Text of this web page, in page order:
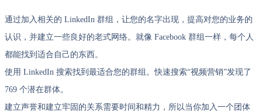
通过加入相关的 LinkedIn 群组，让您的名字出现，提高对您的业务的
认识，并建立一些良好的老式网络。就像 Facebook 群组一样，每个人
都能找到适合自己的东西。
使用 LinkedIn 搜索找到最适合您的群组。快速搜索“视频营销”发现了
769 个潜在群体。
建立声誉和建立牢固的关系需要时间和精力，所以当你加入一个团体